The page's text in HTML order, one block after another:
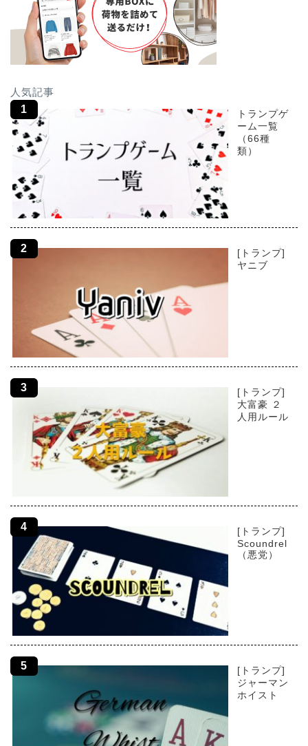
人気記事
トランプゲ
ーム一覧
（66種
類）
[トランプ]
ヤニブ
[トランプ]
大富豪 ２
人用ルール
[トランプ]
Scoundrel
（悪党）
[トランプ]
ジャーマン
ホイスト